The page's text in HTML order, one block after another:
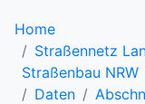
Home
Straßennetz
Straßenbau NRW
Daten